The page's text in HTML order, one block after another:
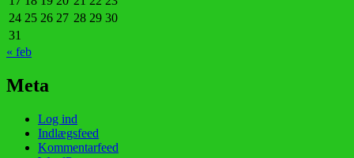
24 25 26 27 28 29 30
31
« feb
Meta
Log ind
Indlægsfeed
Kommentarfeed